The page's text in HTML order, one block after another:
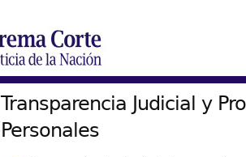
Transparencia Judicial y
Personales